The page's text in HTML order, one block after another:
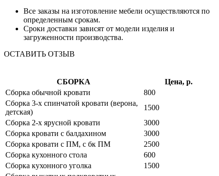
Все заказы на изготовление мебели осуществляются по
определенным срокам.
Сроки доставки зависят от модели изделия и
загруженности производства.
ОСТАВИТЬ ОТЗЫВ
СБОРКА
Цена, р.
Сборка обычной кровати
800
Сборка 3-х спинчатой кровати (верона,
детская)
1500
Сборка 2-х ярусной кровати
3000
Сборка кровати с балдахином
3000
Сборка кровати с ПМ, с бк ПМ
2500
Сборка кухонного стола
600
Сборка кухонного уголка
1500